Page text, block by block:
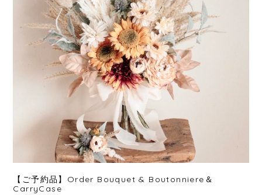
【ご予約品】Order Bouquet & Boutonniere＆
CarryCase